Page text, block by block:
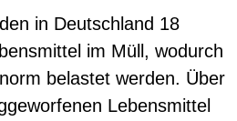
in Deutschland 18
im Müll, wodurch
belastet werden. Über
Lebensmittel